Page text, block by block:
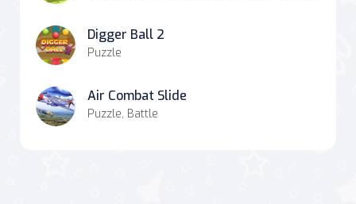
Digger Ball 2
Puzzle
Air Combat Slide
Puzzle, Battle